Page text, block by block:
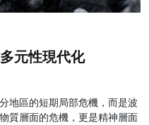
元性現代化
地區的短期局部危機，而是波
質層面的危機，更是精神層面